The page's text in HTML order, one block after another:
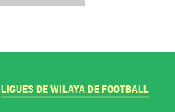
LIGUES DE WILAYA DE FOOTBALL